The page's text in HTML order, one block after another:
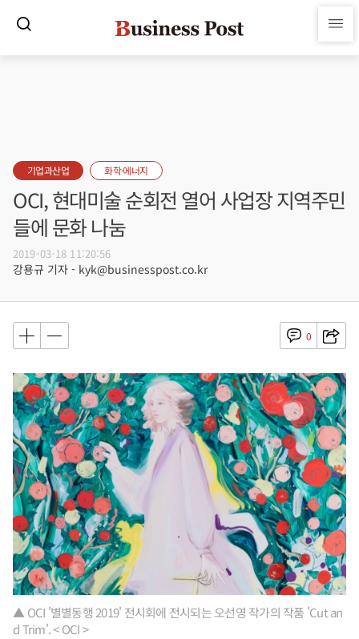
기업과산업 화학·에너지
OCI, 현대미술 순회전 열어 사업장 지역주민
들에 문화 나눔
2019-03-18 11:20:56
강용규 기자 - kyk@businesspost.co.kr
0
▲ OCI '별별동행 2019' 전시회에 전시되는 오선영 작가의 작품 'Cut an
d Trim'. < OCI >